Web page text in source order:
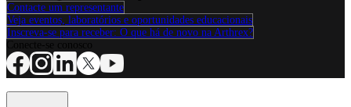
Contacte um representante
Veja eventos, laboratórios e oportunidades educacionais
Inscreva-se para receber: O que há de novo na Arthrex?